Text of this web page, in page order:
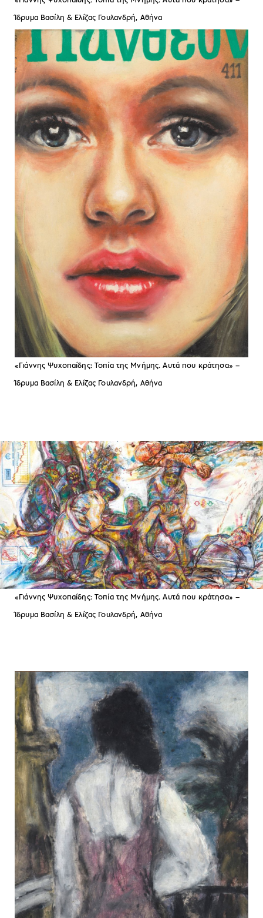
Ίδρυμα Βασίλη & Ελίζας Γουλανδρή, Αθήνα
«Γιάννης Ψυχοπαίδης: Τοπία της Μνήμης. Αυτά που κράτησα» –
Ίδρυμα Βασίλη & Ελίζας Γουλανδρή, Αθήνα
«Γιάννης Ψυχοπαίδης: Τοπία της Μνήμης. Αυτά που κράτησα» –
Ίδρυμα Βασίλη & Ελίζας Γουλανδρή, Αθήνα